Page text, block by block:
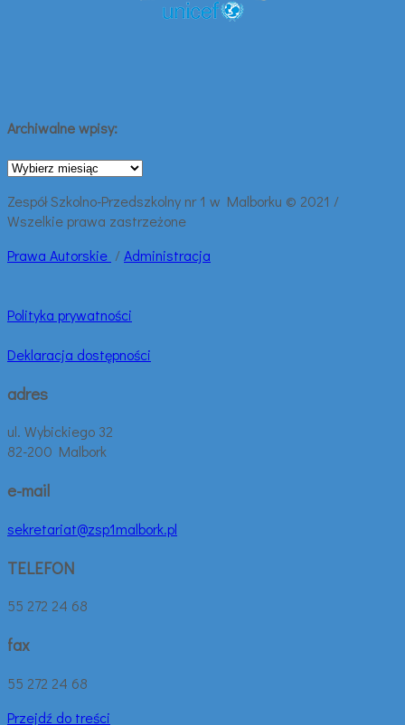
Archiwalne wpisy:
Archiwalne
Zespół Szkolno-Przedszkolny nr 1 w Malborku © 2021 /
Wszelkie prawa zastrzeżone
Prawa Autorskie /Administracja
Polityka prywatności
Deklaracja dostępności
adres
ul. Wybickiego 32
82-200 Malbork
e-mail
sekretariat@zsp1malbork.pl
TELEFON
55 272 24 68
fax
55 272 24 68
Przejdź do treści